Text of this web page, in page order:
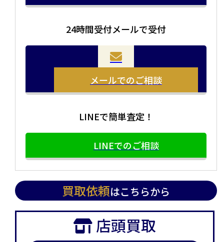
お品物をつめて送るだけで査定が可能です。時間が無い
方や、荷物が多い方へオススメです。
当店の査定員がご自宅に伺いその場で査定を致します。
まとめて売りたい！価値がわからなく売れるかわからな
24時間受付メールで受付
メールでのご相談
LINEで簡単査定！
LINEでのご相談
買取依頼はこちらから
店頭買取